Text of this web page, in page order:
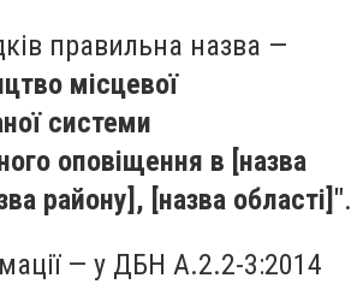
правильна назва —
місцевої
системи
оповіщення в [назва
району], [назва області]".
— у ДБН А.2.2-3:2014